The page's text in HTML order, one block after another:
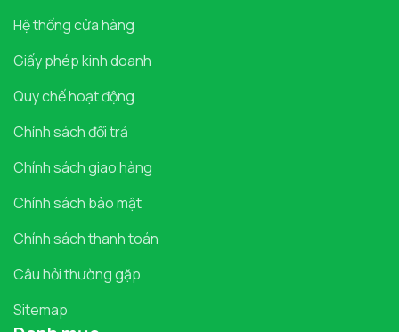
Hệ thống cửa hàng
Giấy phép kinh doanh
Quy chế hoạt động
Chính sách đổi trả
Chính sách giao hàng
Chính sách bảo mật
Chính sách thanh toán
Câu hỏi thường gặp
Sitemap